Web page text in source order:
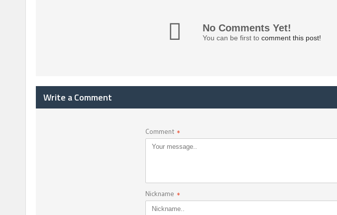
No Comments Yet!
You can be first to comment this post!
Write a Comment
Comment *
Nickname *